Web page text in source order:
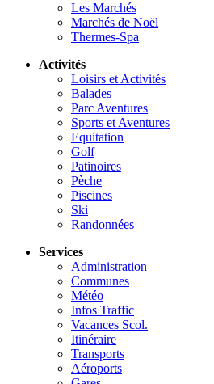
Les Marchés
Marchés de Noël
Thermes-Spa
Activités
Loisirs et Activités
Balades
Parc Aventures
Sports et Aventures
Equitation
Golf
Patinoires
Pèche
Piscines
Ski
Randonnées
Services
Administration
Communes
Météo
Infos Traffic
Vacances Scol.
Itinéraire
Transports
Aéroports